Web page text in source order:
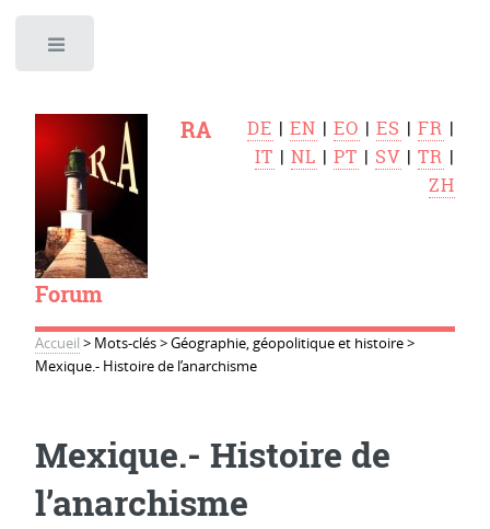
RA
Forum
DE |EN |EO |ES |FR |
IT |NL |PT | SV |TR |
ZH
Accueil > Mots-clés>Géographie, géopolitique et histoire>
Mexique.- Histoire de l’anarchisme
Mexique.- Histoire de
l’anarchisme